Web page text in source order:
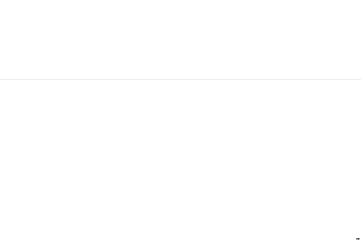
بسبب الضوابط الحدودية في فضاء شنغن